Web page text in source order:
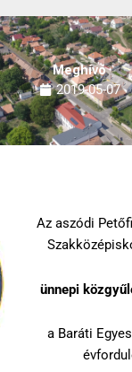
Meghívó
2019-05-07
Az aszódi
ünnepi
a Baráti